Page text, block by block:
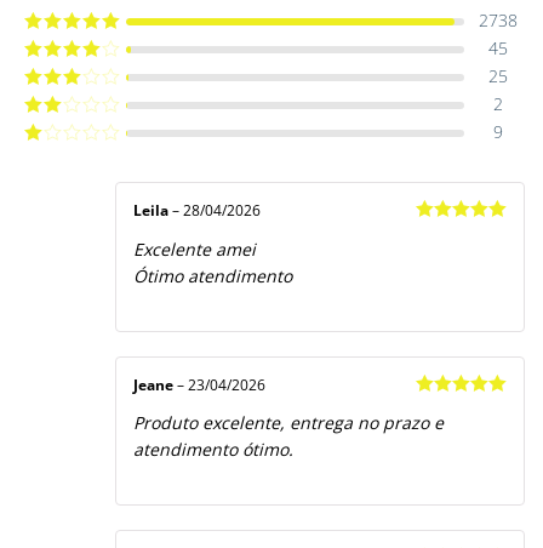
Avaliação5
2738
Avaliação
45
Avaliação
25
Avaliação
2
9
Leila – 28/04/2026
Excelente amei
Ótimo atendimento
de 5
Jeane – 23/04/2026
Produto excelente, entrega no prazo e
atendimento ótimo.